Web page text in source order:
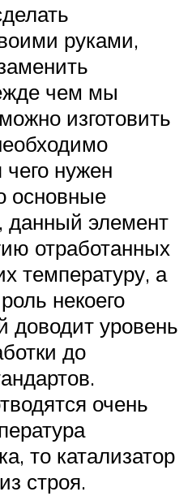
руками,
чем мы
изготовить
чего нужен
основные
данный элемент
отработанных
температуру, а
некоего
доводит уровень
до
очень
то катализатор
строя.